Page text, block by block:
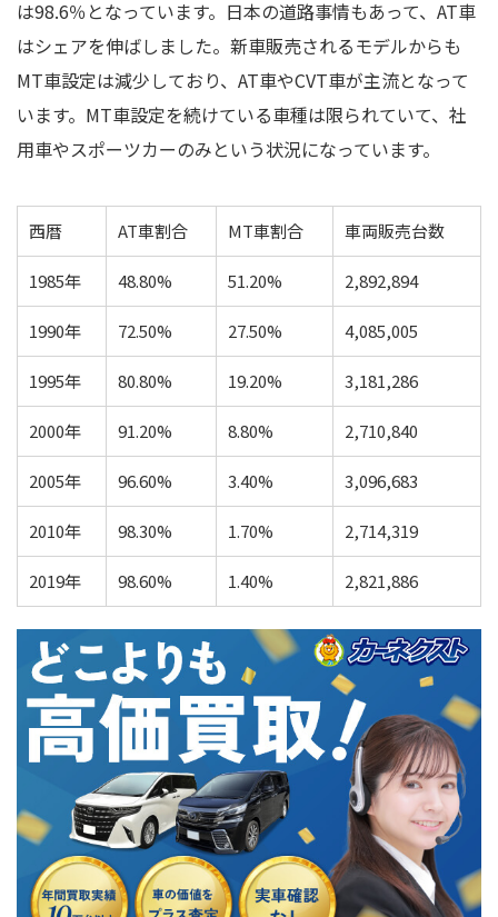
は98.6％となっています。日本の道路事情もあって、AT車
はシェアを伸ばしました。新車販売されるモデルからも
MT車設定は減少しており、AT車やCVT車が主流となって
います。MT車設定を続けている車種は限られていて、社
用車やスポーツカーのみという状況になっています。
西暦 AT車割合 MT車割合 車両販売台数
1985年 48.80% 51.20% 2,892,894
1990年 72.50% 27.50% 4,085,005
1995年 80.80% 19.20% 3,181,286
2000年 91.20% 8.80% 2,710,840
2005年 96.60% 3.40% 3,096,683
2010年 98.30% 1.70% 2,714,319
2019年 98.60% 1.40% 2,821,886